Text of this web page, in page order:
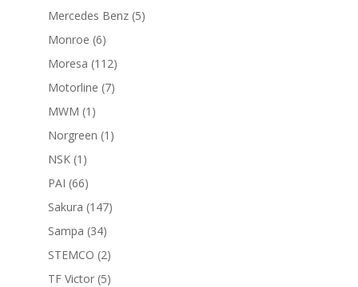
productos
Mercedes Benz 55
Monroe 66
productos
Moresa 112112
productos
Motorline 77
MWM 1 1
producto
Norgreen 1 1
NSK 1 1
producto
PAI 6666
productos
Sakura 147147
Sampa 3434
productos
STEMCO 22
productos
TF Victor 55